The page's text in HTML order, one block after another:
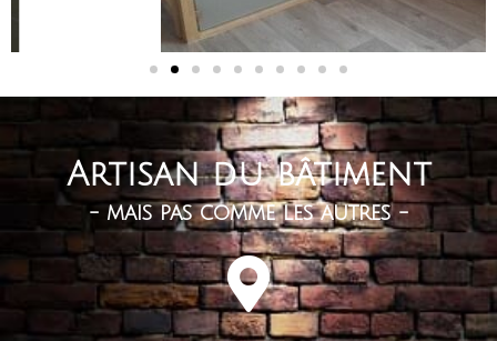
Artisan du bâtiment
- mais pas comme les autres -